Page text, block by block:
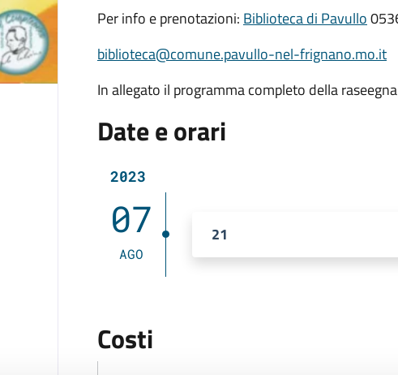
Per info e prenotazioni: Biblioteca di Pavullo
biblioteca@comune.pavullo-nel-frignano.mo.it
In allegato il programma completo della
Date e orari
2023
07
AGO
21
Costi